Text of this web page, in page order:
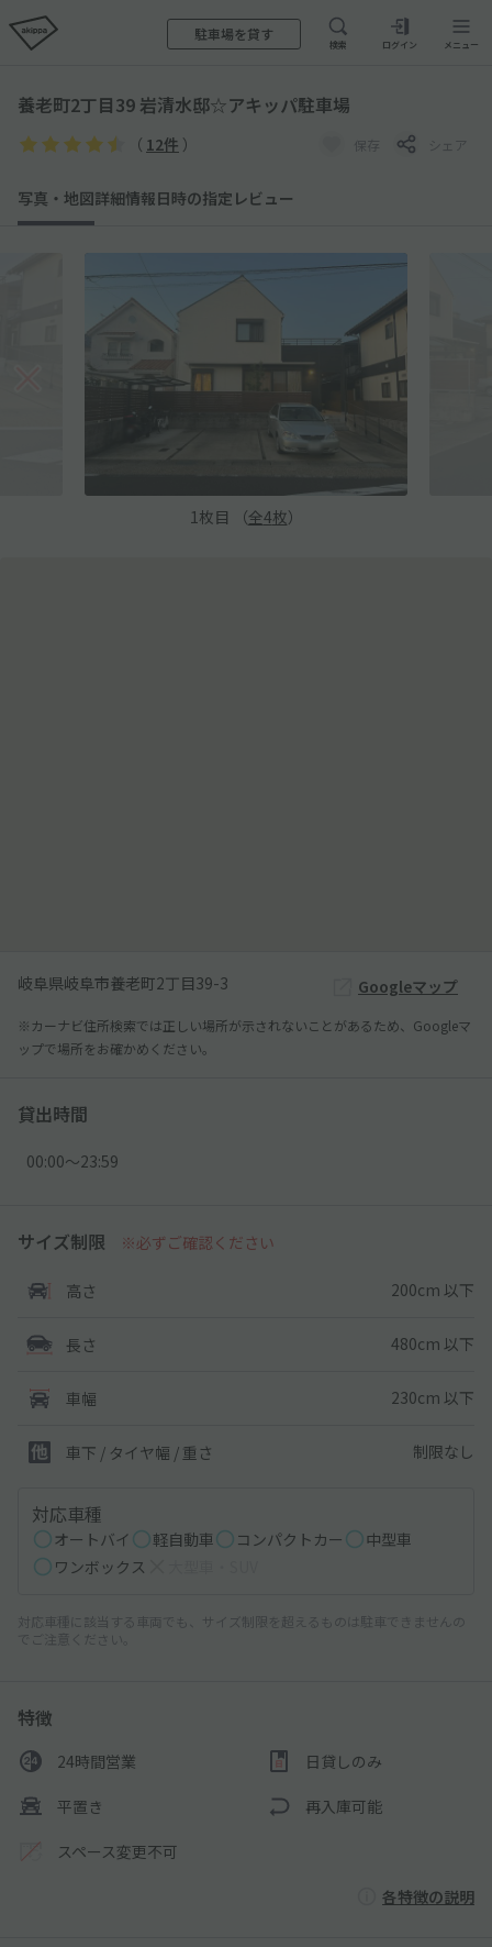
駐車場を貸す
検索 ログイン メニュー
養老町2丁目39 岩清水邸☆アキッパ駐車場
（ 12件 ） 保存 シェア
写真・地図詳細情報日時の指定 レビュー
1 枚目 （全4枚）
岐阜県岐阜市養老町2丁目39-3 Googleマップ
※カーナビ住所検索では正しい場所が示されないことがあるため、Googleマ
ップで場所をお確かめください。
貸出時間
00:00〜23:59
サイズ制限 ※必ずご確認ください
高さ 200cm 以下
長さ 480cm 以下
車幅 230cm 以下
車下 / タイヤ幅 / 重さ 制限なし
対応車種
オートバイ 軽自動車 コンパクトカー
中型車
ワンボックス
対応車種に該当する車両でも、サイズ制限を超えるものは駐車できませんの
でご注意ください。
特徴
24時間営業 日貸しのみ
平置き 再入庫可能
スペース変更不可
各特徴の説明